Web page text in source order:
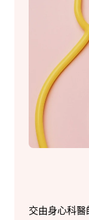
交由身心科